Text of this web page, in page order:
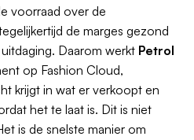
voorraad over de
de marges gezond
Daarom werkt Petrol
op Fashion Cloud,
krijgt in wat er verkoopt en
het te laat is. Dit is niet
is de snelste manier om